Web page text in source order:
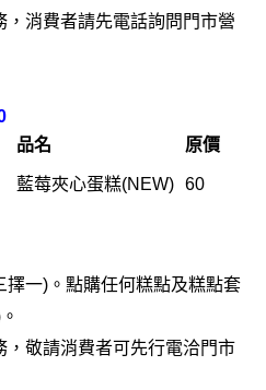
，消費者請先電話詢問門市營
品名
原價
藍莓夾心蛋糕(NEW) 60
一)。點購任何糕點及糕點套
，敬請消費者可先行電洽門市